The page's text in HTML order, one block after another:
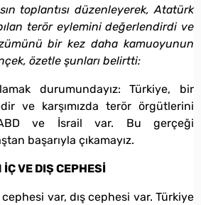
toplantısı düzenleyerek, Atatürk
terör eylemini değerlendirdi ve
bir kez daha kamuoyunun
özetle şunları belirtti:
durumundayız: Türkiye, bir
ve karşımızda terör örgütlerini
ve İsrail var. Bu gerçeği
başarıyla çıkamayız.
VE DIŞ CEPHESİ
cephesi var, dış cephesi var. Türkiye